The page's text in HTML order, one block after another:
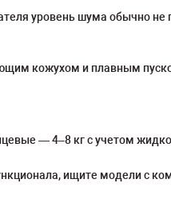
уровень шума обычно
кожухом и плавным
— 4–8 кг с учетом
ищите модели с